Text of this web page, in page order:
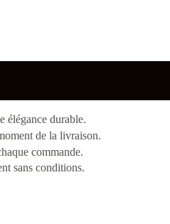
élégance durable.
de la livraison.
commande.
sans conditions.